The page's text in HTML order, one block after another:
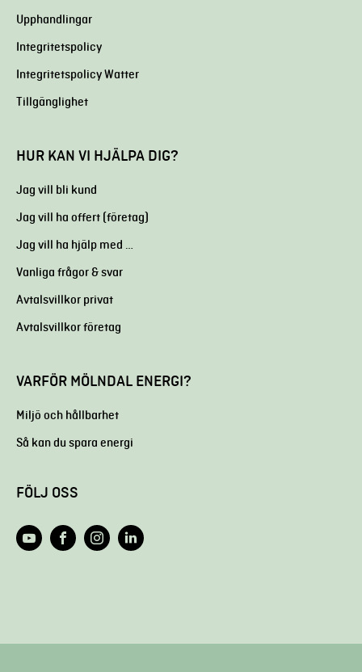
Upphandlingar
Integritetspolicy
Integritetspolicy Watter
Tillgänglighet
HUR KAN VI HJÄLPA DIG?
Jag vill bli kund
Jag vill ha offert (företag)
Jag vill ha hjälp med …
Vanliga frågor & svar
Avtalsvillkor privat
Avtalsvillkor företag
VARFÖR MÖLNDAL ENERGI?
Miljö och hållbarhet
Så kan du spara energi
FÖLJ OSS